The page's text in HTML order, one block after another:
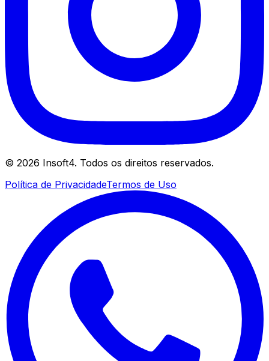
© 2026 Insoft4. Todos os direitos reservados.
Política de PrivacidadeTermos de Uso